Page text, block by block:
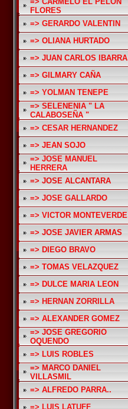
FLORES
=> GERARDO VALENTIN
=> OLIANA HURTADO
=> JUAN CARLOS IBARRA
=> GILMARY CAÑA
=> YOLMAN TENEPE
=> SELENENIA " LA
CALABOSEÑA "
=> CESAR HERNANDEZ
=> JEAN SOJO
=> JOSE MANUEL
HERRERA
=> JOSE ALCANTARA
=> JOSE GALLARDO
=> VICTOR MONTEVERDE
=> JOSE JAVIER ARMAS
=> DIEGO BRAVO
=> TOMAS VELAZQUEZ
=> DULCE MARIA LEON
=> HERNAN ZORRILLA
=> ALEXANDER GOMEZ
=> JOSE GREGORIO
OQUENDO
=> LUIS ROBLES
=> MARCO DANIEL
VILLASMIL
=> ALFREDO PARRA..
=> LUIS LATUFF